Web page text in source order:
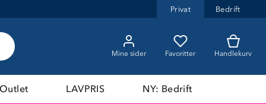
Privat Bedrift
Mine sider Favoritter Handlekurv
LAVPRIS NY: Bedrift